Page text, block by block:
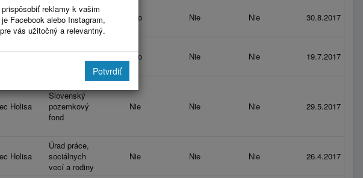
Holisa
Prima banka
Slovensko,
a.s.
Áno Nie Nie 30.8.2017
Obec
Trebeľovce
Áno Nie Nie 19.7.2017
Holisa
Slovenský
pozemkový
fond
Nie Nie Nie 29.5.2017
Holisa
Úrad práce,
sociálnych
vecí a rodiny
Nie Nie Nie 26.4.2017
reklamy k vašim
Facebook alebo Instagram,
vás užitočný a relevantný.
Potvrdiť